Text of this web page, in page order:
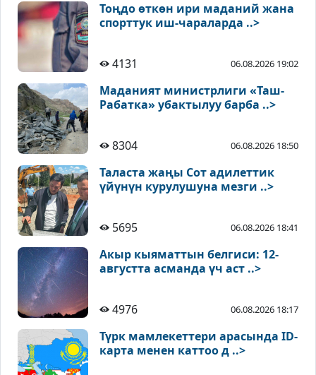
Тоңдо өткөн ири маданий жана
спорттук иш-чараларда ..>
4131 06.08.2026 19:02
Маданият министрлиги «Таш-
Рабатка» убактылуу барба ..>
8304 06.08.2026 18:50
Таласта жаңы Сот адилеттик
үйүнүн курулушуна мезги ..>
5695 06.08.2026 18:41
Акыр кыяматтын белгиси: 12-
августта асманда үч аст ..>
4976 06.08.2026 18:17
Түрк мамлекеттери арасында ID-
карта менен каттоо д ..>